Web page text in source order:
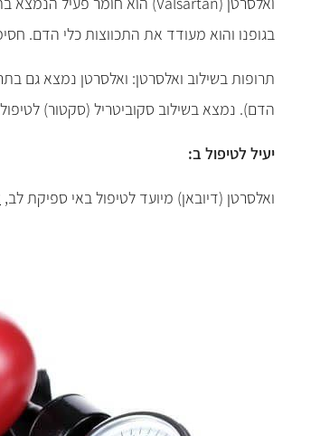
בגופנו והוא מעודד את התכווצות כלי הדם.
תרופות בשילוב ואלסרטן: ואלסרטן נמצא גם
הדם). נמצא בשילוב סקוביטריל (סקטור)
יעיל לטיפול ב:
ואלסרטן (דיובאן) מיועד לטיפול באי ספיקת לב,